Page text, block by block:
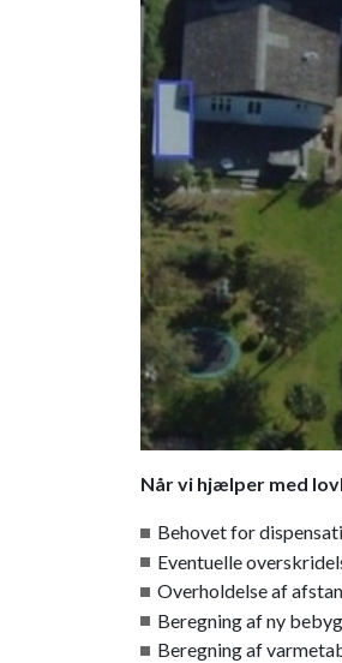
Når vi hjælper med
Behovet for
Eventuelle
Overholdelse af
Beregning af ny
Beregning af